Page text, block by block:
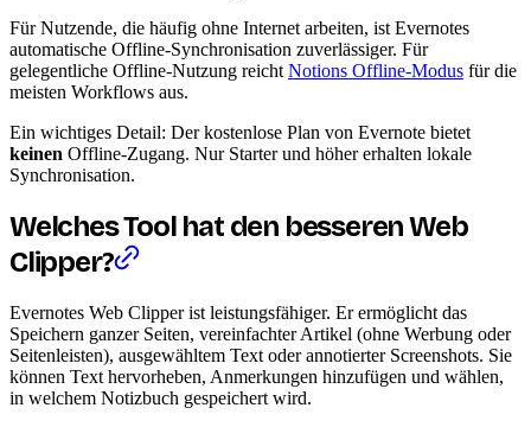
Für Nutzende, die häufig ohne Internet arbeiten, ist Evernotes
automatische Offline-Synchronisation zuverlässiger. Für
gelegentliche Offline-Nutzung reicht Notions Offline-Modus für die
meisten Workflows aus.
Ein wichtiges Detail: Der kostenlose Plan von Evernote bietet
keinen Offline-Zugang. Nur Starter und höher erhalten lokale
Synchronisation.
Welches Tool hat den besseren Web
Clipper?
Evernotes Web Clipper ist leistungsfähiger. Er ermöglicht das
Speichern ganzer Seiten, vereinfachter Artikel (ohne Werbung oder
Seitenleisten), ausgewähltem Text oder annotierter Screenshots. Sie
können Text hervorheben, Anmerkungen hinzufügen und wählen,
in welchem Notizbuch gespeichert wird.